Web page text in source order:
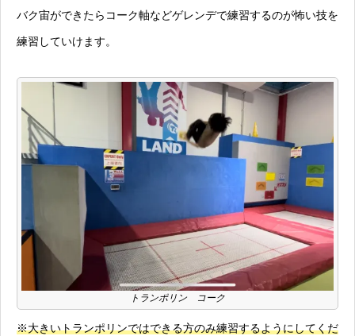
バク宙ができたらコーク軸などゲレンデで練習するのが怖い技を
練習していけます。
トランポリン コーク
※大きいトランポリンではできる方のみ練習するようにしてくだ